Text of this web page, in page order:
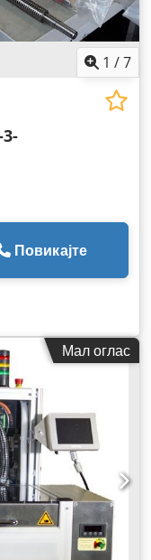
1 /7
Повикајте
Мал оглас